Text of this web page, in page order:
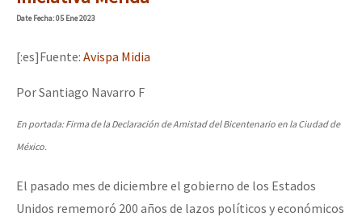
Mundo
AutonomÍa y Resistencia
Megaproyectos
Presos
Dia 1: Encontro “Guerra contra a Humanidade”
[CDMX – 20 julio] Jornadas globales por la libertad de Jesús
“Sonhando a Terra do Bem Virá” se publica no Estado Espanhol
DateFecha: 05 Ene 2023
[:es]Fuente: Avispa Midia
Por Santiago Navarro F
En portada: Firma de la Declaración de Amistad del Bicentenario en la Ciudad de
México.
El pasado mes de diciembre el gobierno de los Estados
Unidos rememoró 200 años de lazos políticos y económicos